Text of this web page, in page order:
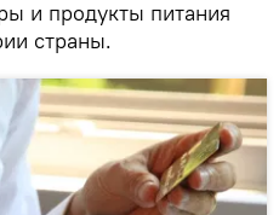
и продукты питания
страны.